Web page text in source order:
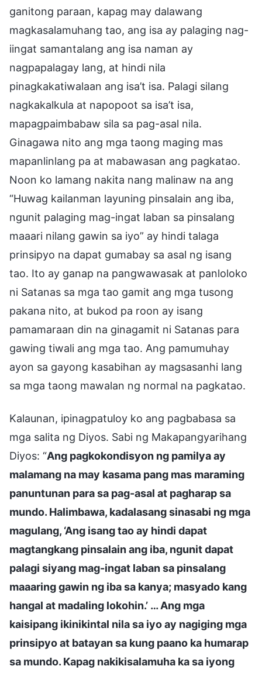
ganitong paraan, kapag may dalawang
magkasalamuhang tao, ang isa ay palaging nag-
iingat samantalang ang isa naman ay
nagpapalagay lang, at hindi nila
pinagkakatiwalaan ang isa’t isa. Palagi silang
nagkakalkula at napopoot sa isa’t isa,
mapagpaimbabaw sila sa pag-asal nila.
Ginagawa nito ang mga taong maging mas
mapanlinlang pa at mabawasan ang pagkatao.
Noon ko lamang nakita nang malinaw na ang
“Huwag kailanman layuning pinsalain ang iba,
ngunit palaging mag-ingat laban sa pinsalang
maaari nilang gawin sa iyo” ay hindi talaga
prinsipyo na dapat gumabay sa asal ng isang
tao. Ito ay ganap na pangwawasak at panloloko
ni Satanas sa mga tao gamit ang mga tusong
pakana nito, at bukod pa roon ay isang
pamamaraan din na ginagamit ni Satanas para
gawing tiwali ang mga tao. Ang pamumuhay
ayon sa gayong kasabihan ay magsasanhi lang
sa mga taong mawalan ng normal na pagkatao.
Kalaunan, ipinagpatuloy ko ang pagbabasa sa
mga salita ng Diyos. Sabi ng Makapangyarihang
Diyos: “Ang pagkokondisyon ng pamilya ay
malamang na may kasama pang mas maraming
panuntunan para sa pag-asal at pagharap sa
mundo. Halimbawa, kadalasang sinasabi ng mga
magulang, ‘Ang isang tao ay hindi dapat
magtangkang pinsalain ang iba, ngunit dapat
palagi siyang mag-ingat laban sa pinsalang
maaaring gawin ng iba sa kanya; masyado kang
hangal at madaling lokohin.’ … Ang mga
kaisipang ikinikintal nila sa iyo ay nagiging mga
prinsipyo at batayan sa kung paano ka humarap
sa mundo. Kapag nakikisalamuha ka sa iyong